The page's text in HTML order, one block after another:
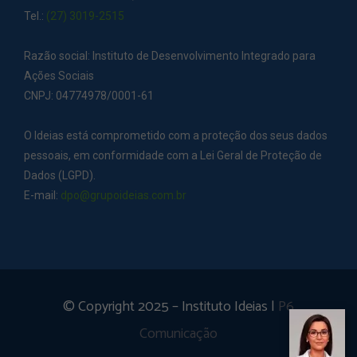
Tel.: (27) 3019-2515
Razão social: Instituto de Desenvolvimento Integrado para
Ações Sociais
CNPJ: 04774978/0001-61
O Ideias está comprometido com a proteção dos seus dados
pessoais, em conformidade com a Lei Geral de Proteção de
Dados (LGPD).
E-mail: dpo@grupoideias.com.br
© Copyright 2025 – Instituto Ideias | P6
Comunicação